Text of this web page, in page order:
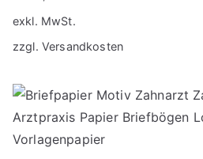
exkl. MwSt.
zzgl. Versandkosten